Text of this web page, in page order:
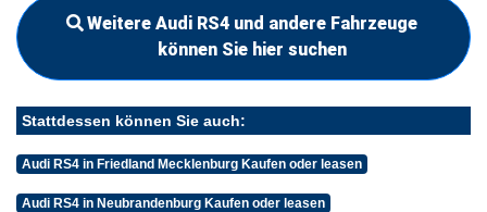
Weitere Audi RS4 und andere Fahrzeuge
können Sie hier suchen
Stattdessen können Sie auch:
Audi RS4 in Friedland Mecklenburg Kaufen oder leasen
Audi RS4 in Neubrandenburg Kaufen oder leasen